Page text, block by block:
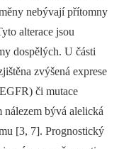
nebývají přítomny
alterace jsou
dospělých. U části
zvýšená exprese
či mutace
bývá alelická
[3, 7]. Prognostický